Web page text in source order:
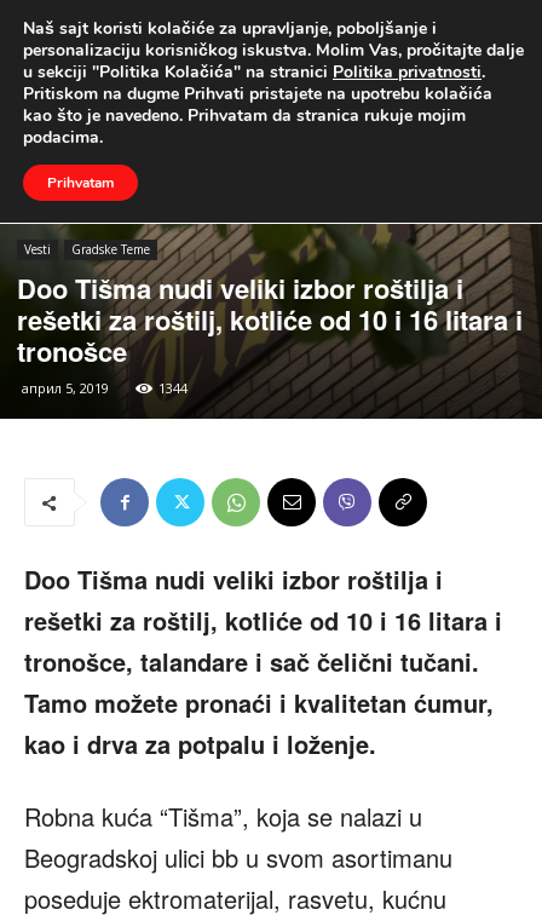
UŽIVO
Naslovna Vesti Gradske Teme
Vesti Gradske Teme
Doo Tišma nudi veliki izbor roštilja i
rešetki za roštilj, kotliće od 10 i 16 litara i
tronošce
април 5, 2019 1344
Doo Tišma nudi veliki izbor roštilja i
rešetki za roštilj, kotliće od 10 i 16 litara i
tronošce, talandare i sač čelični tučani.
Tamo možete pronaći i kvalitetan ćumur,
kao i drva za potpalu i loženje.
Robna kuća “Tišma”, koja se nalazi u
Beogradskoj ulici bb u svom asortimanu
poseduje ektromaterijal, rasvetu, kućnu
Naš sajt koristi kolačiće za upravljanje, poboljšanje i
personalizaciju korisničkog iskustva. Molim Vas, pročitajte dalje
u sekciji "Politika Kolačića" na stranici Politika privatnosti.
Pritiskom na dugme Prihvati pristajete na upotrebu kolačića
kao što je navedeno. Prihvatam da stranica rukuje mojim
podacima.
Prihvatam